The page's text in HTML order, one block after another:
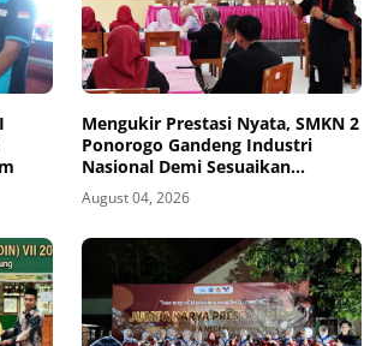
Mengukir Prestasi Nyata, SMKN 2
Ponorogo Gandeng Industri
Nasional Demi Sesuaikan
Kurikulum dengan Kebutuhan
Dunia Kerja
August 04, 2026